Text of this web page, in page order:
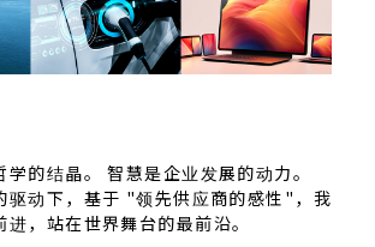
的结晶。 智慧是企业发展的动力。
驱动下，基于 "领先供应商的感性"，我
，站在世界舞台的最前沿。